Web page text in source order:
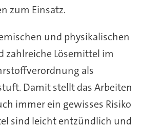
zum Einsatz.
und physikalischen
zahlreiche Lösemittel im
als
Damit stellt das Arbeiten
immer ein gewisses Risiko
sind leicht entzündlich und